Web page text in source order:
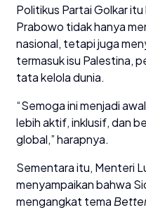
Politikus Partai Golkar
Prabowo tidak hanya
nasional, tetapi juga
termasuk isu Palestina,
tata kelola dunia.
“Semoga ini menjadi
lebih aktif, inklusif, dan
global,” harapnya.
Sementara itu, Menteri
menyampaikan bahwa
mengangkat tema